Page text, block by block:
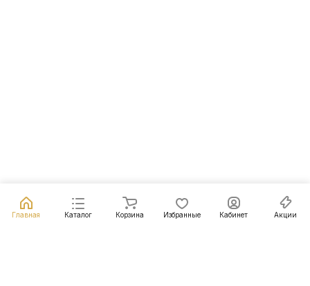
Главная Каталог Корзина Избранные Кабинет Акции